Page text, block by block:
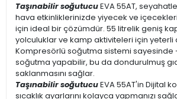
Taşınabilir soğutucuEVA 55AT,
hava etkinliklerinizde yiyecek ve
için ideal bir çözümdür. 55 litrelik geniş
yolculuklar ve kamp aktiviteleri için yeterli
Kompresörlü soğutma sistemi sayesinde
soğutma yapabilir, bu da dondurulmuş
saklanmasını sağlar.​
Taşınabilir soğutucuEVA 55AT'in Dijital
sıcaklık ayarlarını kolayca yapmanızı